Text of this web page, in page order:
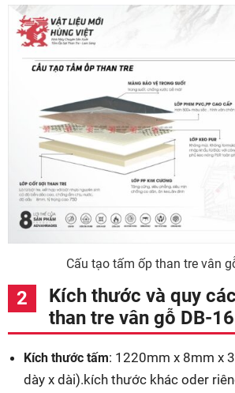
Cấu tạo tấm ốp than tre vân
Kích thước và quy
than tre vân gỗ DB-
Kích thước tấm: 1220mm x 8mm x
dày x dài).kích thước khác oder